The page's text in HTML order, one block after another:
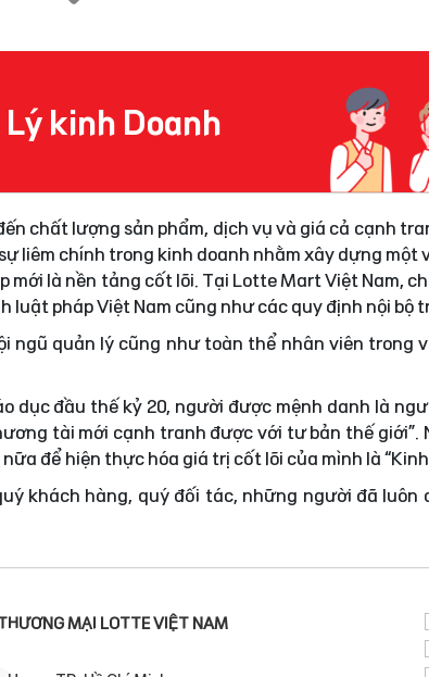
kinh Doanh
chất lượng sản phẩm, dịch vụ và giá cả cạnh
liêm chính trong kinh doanh nhằm xây dựng một
là nền tảng cốt lõi. Tại Lotte Mart Việt Nam,
pháp Việt Nam cũng như các quy định nội bộ
ngũ quản lý cũng như toàn thể nhân viên trong
dục đầu thế kỷ 20, người được mệnh danh là
tài mới cạnh tranh được với tư bản thế giới”.
để hiện thực hóa giá trị cốt lõi của mình là
khách hàng, quý đối tác, những người đã luôn
MẠI LOTTE VIỆT NAM